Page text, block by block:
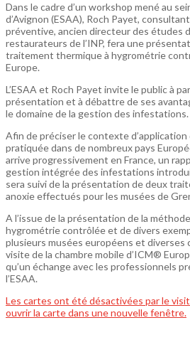
Dans le cadre d’un workshop mené au
d’Avignon (ESAA), Roch Payet,
préventive, ancien directeur des études
restaurateurs de l’INP, fera une
traitement thermique à hygrométrie
Europe.
L’ESAA et Roch Payet invite le public à
présentation et à débattre de ses
le domaine de la gestion des infestations.
Afin de préciser le contexte
pratiquée dans de nombreux pays
arrive progressivement en France, un
gestion intégrée des infestations
sera suivi de la présentation de deux
anoxie effectués pour les musées de
A l’issue de la présentation de la
hygrométrie contrôlée et de divers
plusieurs musées européens et diverses
visite de la chambre mobile d’ICM®
qu’un échange avec les professionnels
l’ESAA.
Les cartes ont été désactivées par le
ouvrir la carte dans une nouvelle fenêtre.